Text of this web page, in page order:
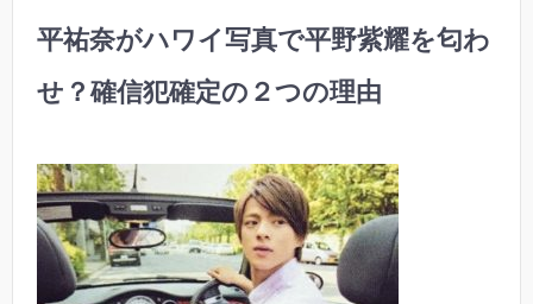
平祐奈がハワイ写真で平野紫耀を匂わ
せ？確信犯確定の２つの理由